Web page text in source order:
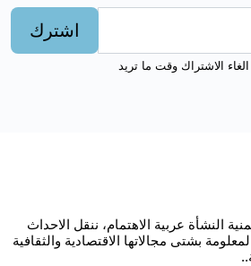
اشترك
الاشتراك وقت ما تريد
النشأة عربية الاهتمام، ننقل الاحداث
بشتى مجالاتها الاقتصادية والثقافية